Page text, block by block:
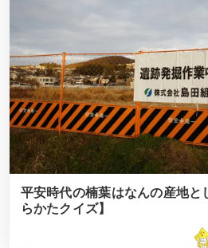
平安時代の楠葉はなんの産地と
らかたクイズ】